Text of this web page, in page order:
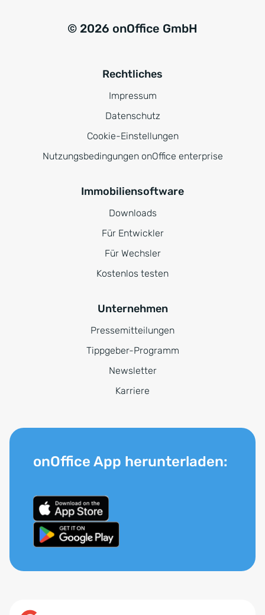
© 2026 onOffice GmbH
Rechtliches
Impressum
Datenschutz
Cookie-Einstellungen
Nutzungsbedingungen onOffice enterprise
Immobiliensoftware
Downloads
Für Entwickler
Für Wechsler
Kostenlos testen
Unternehmen
Pressemitteilungen
Tippgeber-Programm
Newsletter
Karriere
onOffice App herunterladen: